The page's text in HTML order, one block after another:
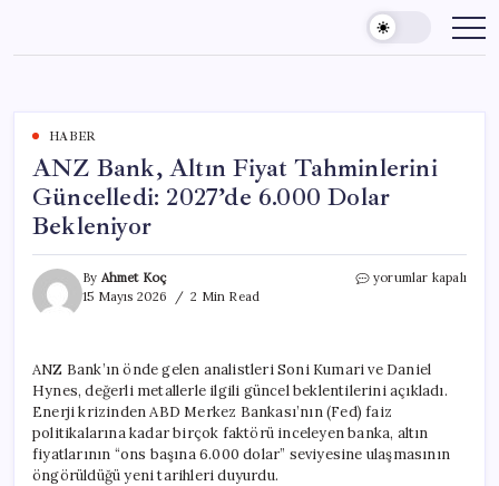
content
HABER
ANZ Bank, Altın Fiyat Tahminlerini
Güncelledi: 2027’de 6.000 Dolar
Bekleniyor
By Ahmet Koç
15 Mayıs 2026
2 Min Read
ANZ
Güncelledi:
2027’de
6.000
Dolar
Bekleniyor
için
yorumlar kapalı
ANZ Bank’ın önde gelen analistleri Soni Kumari ve Daniel
Hynes, değerli metallerle ilgili güncel beklentilerini açıkladı.
Enerji krizinden ABD Merkez Bankası’nın (Fed) faiz
politikalarına kadar birçok faktörü inceleyen banka, altın
fiyatlarının “ons başına 6.000 dolar” seviyesine ulaşmasının
öngörüldüğü yeni tarihleri duyurdu.